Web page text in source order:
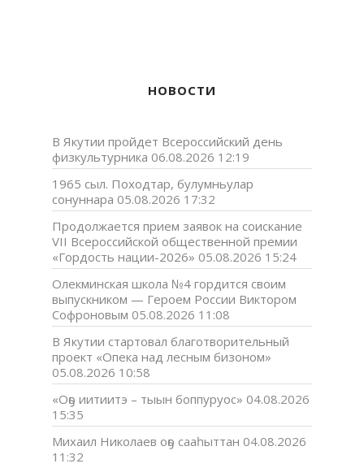
НОВОСТИ
В Якутии пройдет Всероссийский день
физкультурника 06.08.2026 12:19
1965 сыл. Походтар, булумньулар
сонуннара 05.08.2026 17:32
Продолжается прием заявок на соискание
VII Всероссийской общественной премии
«Гордость нации-2026» 05.08.2026 15:24
Олекминская школа №4 гордится своим
выпускником — Героем России Виктором
Софроновым 05.08.2026 11:08
В Якутии стартовал благотворительный
проект «Опека над лесным бизоном»
05.08.2026 10:58
«Оҕо иитиитэ – тыын боппуруос» 04.08.2026
15:35
Михаил Николаев оҕо сааһыттан 04.08.2026
11:32